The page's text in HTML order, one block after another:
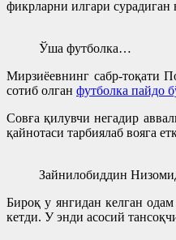
фикрларни илгари
Ўша футболка…
Мирзиёевнинг сабр-тоқати
сотиб олган футболка пайдо
Совға қилувчи негадир
қайнотаси тарбиялаб вояга
Зайнилобиддин
Бироқ у янгидан келган
кетди. У энди асосий